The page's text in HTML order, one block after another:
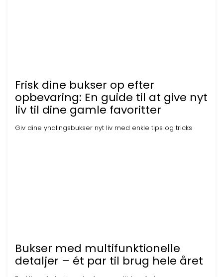
Frisk dine bukser op efter
opbevaring: En guide til at give nyt
liv til dine gamle favoritter
Giv dine yndlingsbukser nyt liv med enkle tips og tricks
Bukser med multifunktionelle
detaljer – ét par til brug hele året